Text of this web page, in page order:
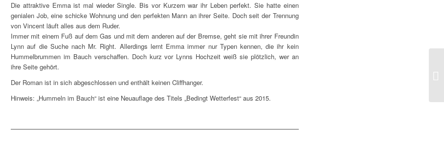
Die attraktive Emma ist mal wieder Single. Bis vor Kurzem war ihr Leben perfekt. Sie hatte einen
genialen Job, eine schicke Wohnung und den perfekten Mann an ihrer Seite. Doch seit der Trennung
von Vincent läuft alles aus dem Ruder.
Immer mit einem Fuß auf dem Gas und mit dem anderen auf der Bremse, geht sie mit ihrer Freundin
Lynn auf die Suche nach Mr. Right. Allerdings lernt Emma immer nur Typen kennen, die ihr kein
Hummelbrummen im Bauch verschaffen. Doch kurz vor Lynns Hochzeit weiß sie plötzlich, wer an
ihre Seite gehört.
Der Roman ist in sich abgeschlossen und enthält keinen Cliffhanger.
Hinweis: „Hummeln im Bauch“ ist eine Neuauflage des Titels „Bedingt Wetterfest“ aus 2015.